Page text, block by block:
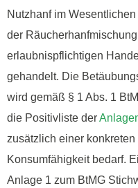
Nutzhanf im
der
erlaubnispflichtigen
gehandelt. Die
wird gemäß § 1 Abs. 1
die Positivliste der
zusätzlich einer
Konsumfähigkeit bedarf.
Anlage 1 zum BtMG